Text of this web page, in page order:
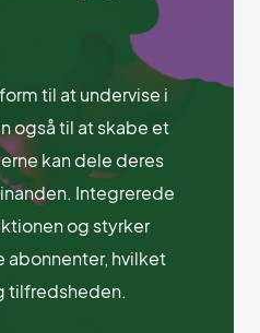
til at undervise i
også til at skabe et
kan dele deres
Integrerede
og styrker
abonnenter, hvilket
tilfredsheden.